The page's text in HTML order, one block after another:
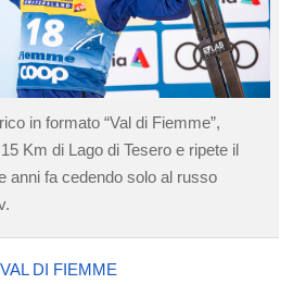
in formato “Val di Fiemme”,
Km di Lago di Tesero e ripete il
anni fa cedendo solo al russo
DI FIEMME